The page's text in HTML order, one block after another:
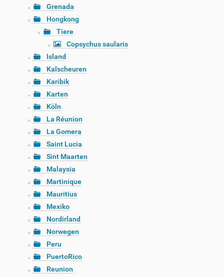
Grenada
Hongkong
Tiere
Copsychus saularis
Island
Kalscheuren
Karibik
Karten
Köln
La Réunion
La Gomera
Saint Lucia
Sint Maarten
Malaysia
Martinique
Mauritius
Mexiko
Nordirland
Norwegen
Peru
PuertoRico
Reunion